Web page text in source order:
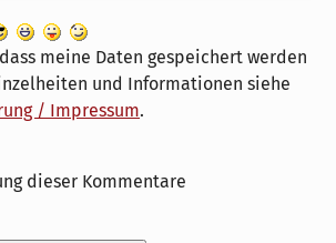
meine Daten gespeichert werden
und Informationen siehe
/ Impressum.
dieser Kommentare